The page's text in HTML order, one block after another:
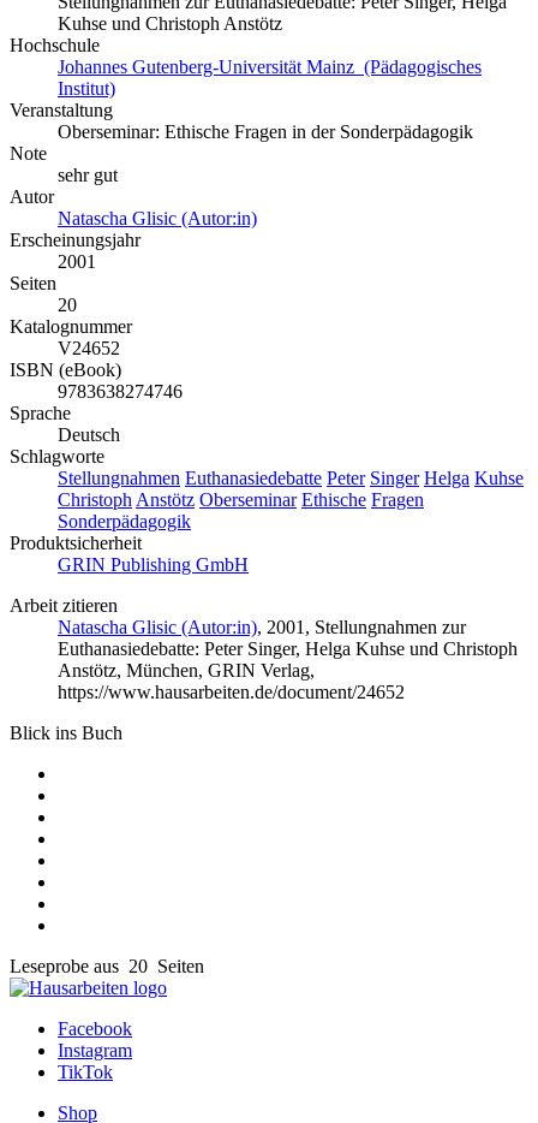
Kuhse und Christoph Anstötz
Hochschule
Johannes Gutenberg-Universität Mainz (Pädagogisches
Institut)
Veranstaltung
Oberseminar: Ethische Fragen in der Sonderpädagogik
Note
sehr gut
Autor
Natascha Glisic (Autor:in)
Erscheinungsjahr
2001
Seiten
20
Katalognummer
V24652
ISBN (eBook)
9783638274746
Sprache
Deutsch
Schlagworte
Stellungnahmen Euthanasiedebatte Peter Singer Helga Kuhse
Christoph Anstötz Oberseminar Ethische Fragen
Sonderpädagogik
Produktsicherheit
GRIN Publishing GmbH
Arbeit zitieren
Natascha Glisic (Autor:in), 2001, Stellungnahmen zur
Euthanasiedebatte: Peter Singer, Helga Kuhse und Christoph
Anstötz, München, GRIN Verlag,
https://www.hausarbeiten.de/document/24652
Blick ins Buch
Leseprobe aus 20 Seiten
Facebook
Instagram
TikTok
Shop